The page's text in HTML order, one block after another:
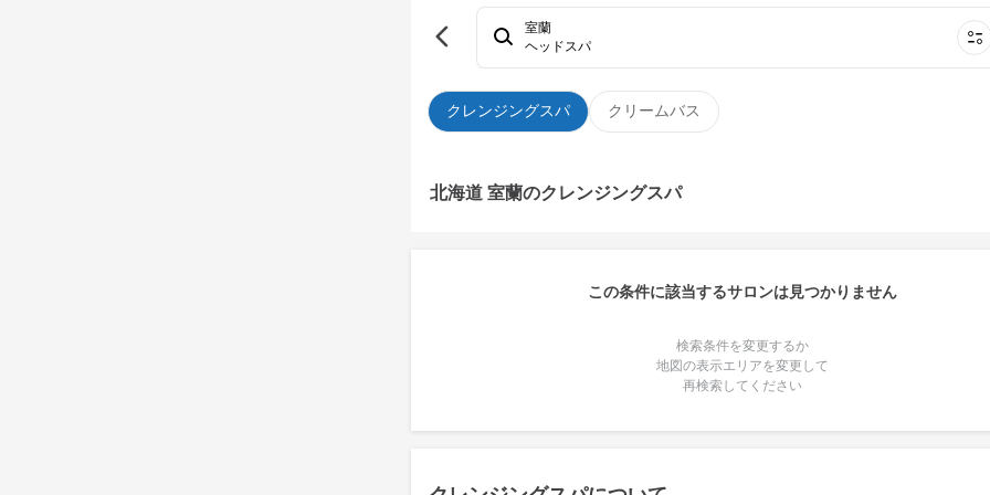
クレンジングスパ クリームバス
室蘭
ヘッドスパ
北海道 室蘭のクレンジングスパ
この条件に該当するサロンは見つかりません
検索条件を変更するか
地図の表示エリアを変更して
再検索してください